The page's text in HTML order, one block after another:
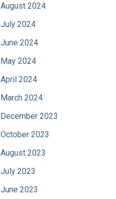
August 2024
July 2024
June 2024
May 2024
April 2024
March 2024
December 2023
October 2023
August 2023
July 2023
June 2023